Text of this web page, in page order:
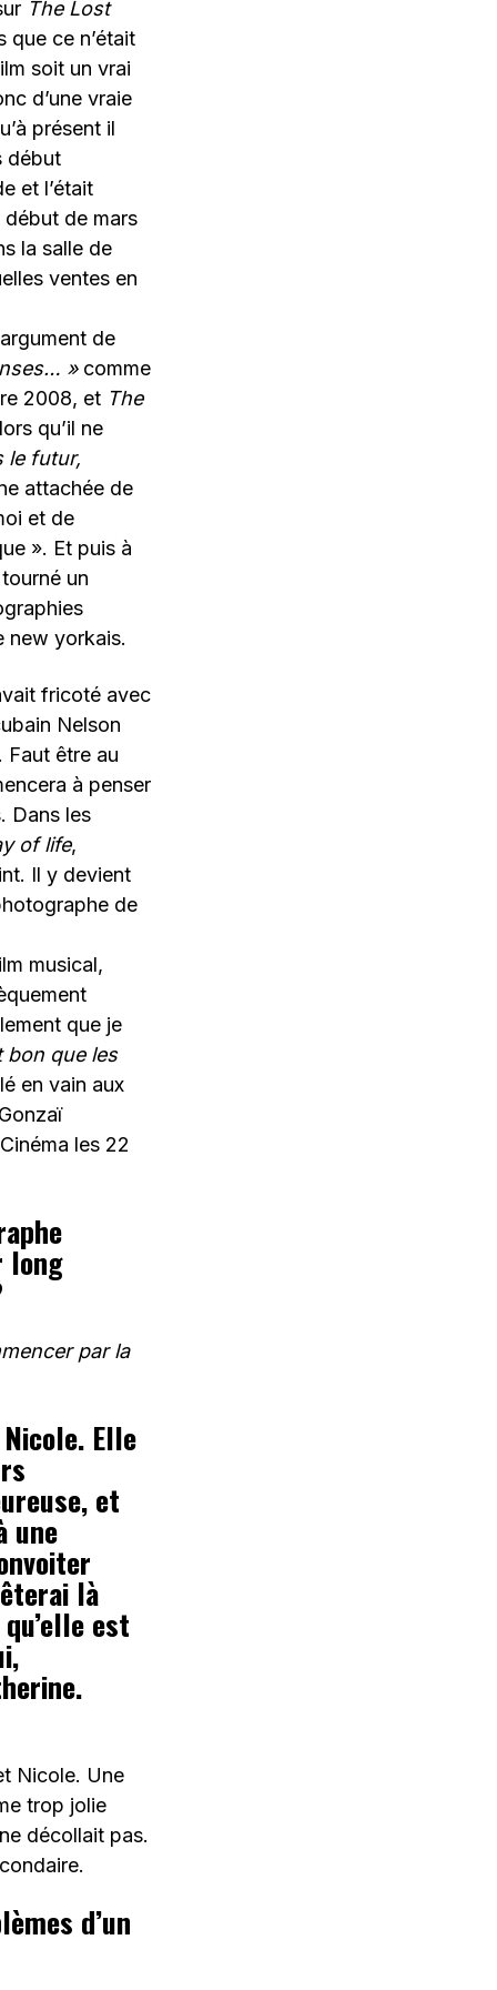
The Lost
que ce n’était
soit un vrai
d’une vraie
présent il
début
et l’était
de mars
la salle de
ventes en
de
»comme
2008, et The
qu’il ne
le futur,
attachée de
et de
». Et puis à
un
new yorkais.
fricoté avec
Nelson
Faut être au
à penser
Dans les
of life,
Il y devient
de
musical,
que je
bon que les
en vain aux
les 22
long
par la
Elle
et
une
là
est
Nicole. Une
trop jolie
décollait pas.
d’un